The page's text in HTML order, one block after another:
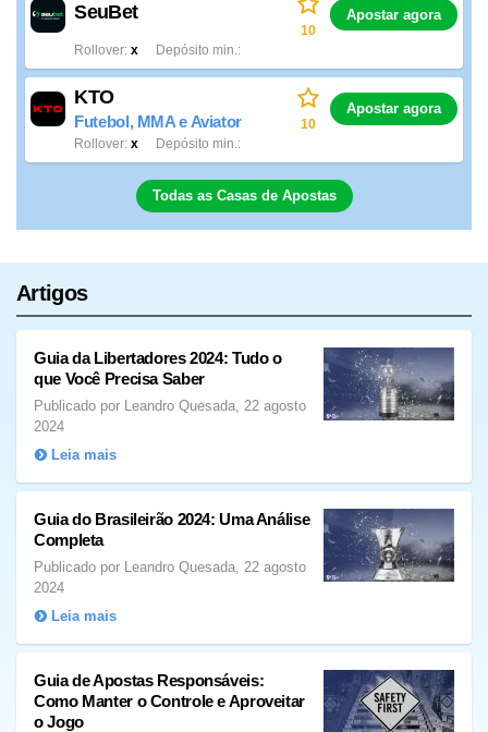
SeuBet
x
Rollover Depósito min.
10
Apostar agora
KTO
Futebol, MMA e Aviator
x
Rollover Depósito min.
10
Apostar agora
Todas as Casas de Apostas
Artigos
Guia da Libertadores 2024: Tudo o
que Você Precisa Saber
Publicado por Leandro Quesada, 22 agosto
2024
Leia mais
Guia do Brasileirão 2024: Uma Análise
Completa
Publicado por Leandro Quesada, 22 agosto
2024
Leia mais
Guia de Apostas Responsáveis:
Como Manter o Controle e Aproveitar
o Jogo